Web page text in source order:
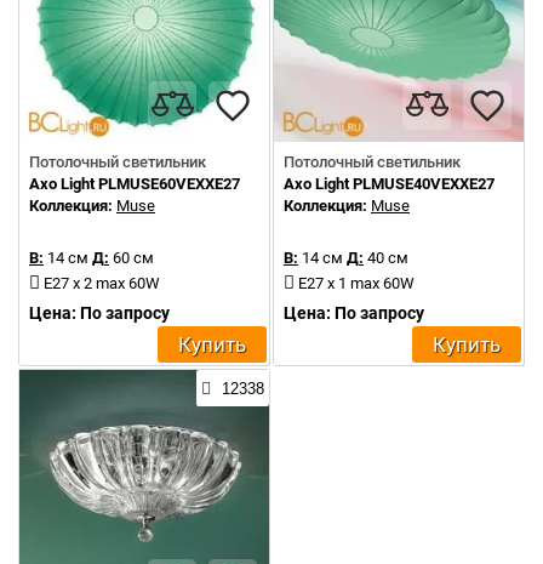
Потолочный светильник
Axo Light PLMUSE60VEXXE27
Коллекция: Muse
В: 14 см Д: 60 см
E27 x 2 max 60W
Цена: По запросу
Купить
Потолочный светильник
Axo Light PLMUSE40VEXXE27
Коллекция: Muse
В: 14 см Д: 40 см
E27 x 1 max 60W
Цена: По запросу
Купить
12338